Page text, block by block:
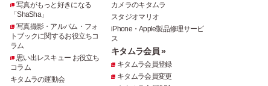
写真がもっと好きになる
「ShaSha」
写真撮影・アルバム・フォ
トブックに関するお役立ちコ
ラム
思い出レスキュー お役立ち
コラム
キタムラの運動会
カメラのキタムラ
スタジオマリオ
iPhone・Apple製品修理サービ
ス
キタムラ会員 »
キタムラ会員登録
キタムラ会員変更